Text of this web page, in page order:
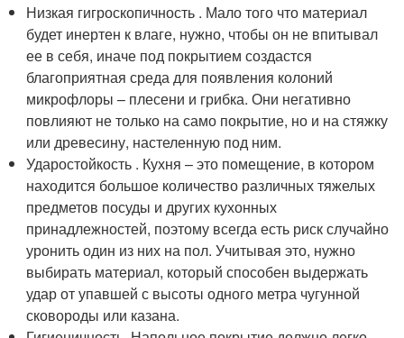
Низкая гигроскопичность . Мало того что материал
будет инертен к влаге, нужно, чтобы он не впитывал
ее в себя, иначе под покрытием создастся
благоприятная среда для появления колоний
микрофлоры – плесени и грибка. Они негативно
повлияют не только на само покрытие, но и на стяжку
или древесину, настеленную под ним.
Ударостойкость . Кухня – это помещение, в котором
находится большое количество различных тяжелых
предметов посуды и других кухонных
принадлежностей, поэтому всегда есть риск случайно
уронить один из них на пол. Учитывая это, нужно
выбирать материал, который способен выдержать
удар от упавшей с высоты одного метра чугунной
сковороды или казана.